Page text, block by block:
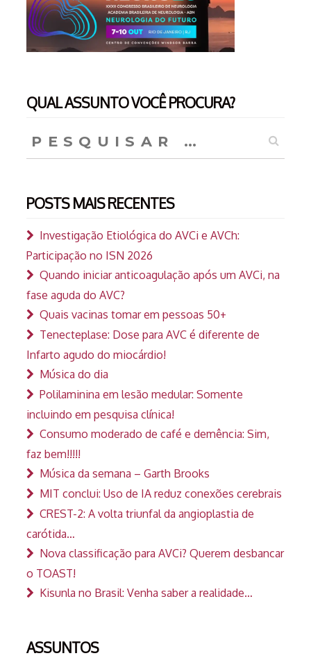
QUAL ASSUNTO VOCÊ PROCURA?
por:
POSTS MAIS RECENTES
Investigação Etiológica do AVCi e AVCh:
Participação no ISN 2026
Quando iniciar anticoagulação após um AVCi, na
fase aguda do AVC?
Quais vacinas tomar em pessoas 50+
Tenecteplase: Dose para AVC é diferente de
Infarto agudo do miocárdio!
Música do dia
Polilaminina em lesão medular: Somente
incluindo em pesquisa clínica!
Consumo moderado de café e demência: Sim,
faz bem!!!!!
Música da semana – Garth Brooks
MIT conclui: Uso de IA reduz conexões cerebrais
CREST-2: A volta triunfal da angioplastia de
carótida…
Nova classificação para AVCi? Querem desbancar
o TOAST!
Kisunla no Brasil: Venha saber a realidade…
ASSUNTOS